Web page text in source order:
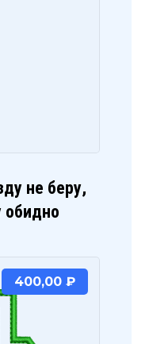
не беру,
обидно
400,00 ₽